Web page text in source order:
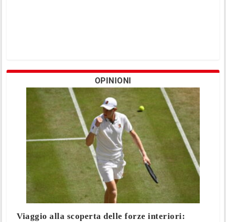
OPINIONI
Viaggio alla scoperta delle forze interiori: